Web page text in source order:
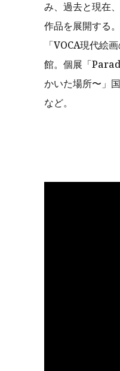
み、過去と現在
作品を展開する
「VOCA現代絵
館。個展「
かいた場所〜」
など。